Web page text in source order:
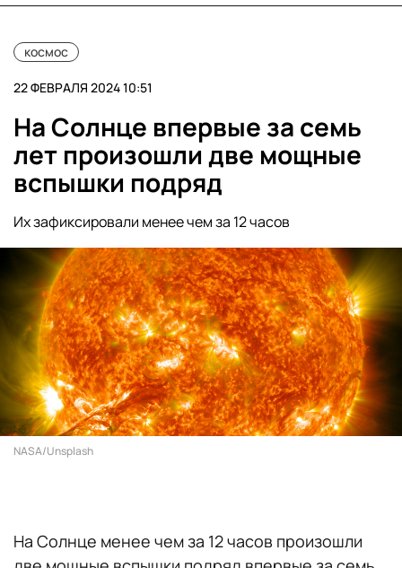
космос
22 ФЕВРАЛЯ 2024 10:51
На Солнце впервые за семь
лет произошли две мощные
вспышки подряд
Их зафиксировали менее чем за 12 часов
NASA/Unsplash
На Солнце менее чем за 12 часов произошли